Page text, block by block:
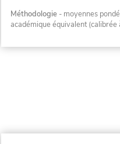
Méthodologie - moyennes
académique équivalent